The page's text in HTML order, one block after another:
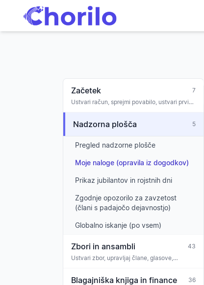
Začetek
7
Ustvari račun, sprejmi povabilo, ustvari prvi
Nadzorna plošča 5
Pregled nadzorne plošče
Moje naloge (opravila iz dogodkov)
Prikaz jubilantov in rojstnih dni
Zgodnje opozorilo za zavzetost
(člani s padajočo dejavnostjo)
Globalno iskanje (po vsem)
Zbori in ansambli
43
Ustvari zbor, upravljaj člane, glasove,
naročnino
Blagajniška knjiga in finance
36